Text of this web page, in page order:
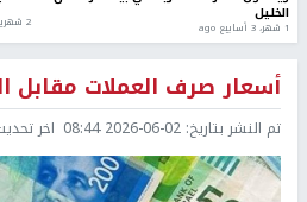
الخليل
1 شهر، 3 أسابيع ago 2 شهرين، 3 أسابيع ago
أسعار صرف العملات مقابل
تم النشر بتاريخ: 2026-06-02 08:44 اخر